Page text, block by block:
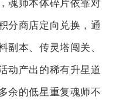
魂师本体碎片依靠对
分商店定向兑换，通
副本、传灵塔闯关、
动产出的稀有升星道
余的低星重复魂师不